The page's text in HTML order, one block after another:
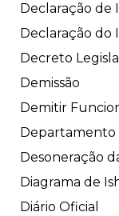
Declaração de
Declaração do
Decreto
Demissão
Demitir
Departamento
Desoneração
Diagrama de
Diário Oficial